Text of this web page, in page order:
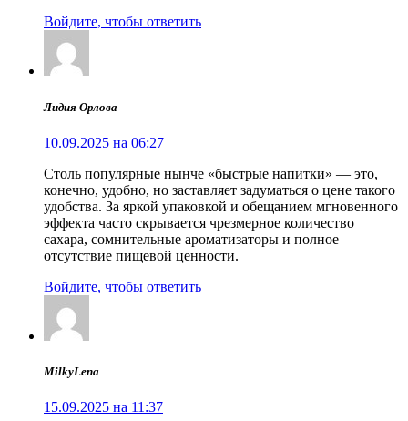
Войдите, чтобы ответить
Лидия Орлова
10.09.2025 на 06:27
Столь популярные нынче «быстрые напитки» — это,
конечно, удобно, но заставляет задуматься о цене такого
удобства. За яркой упаковкой и обещанием мгновенного
эффекта часто скрывается чрезмерное количество
сахара, сомнительные ароматизаторы и полное
отсутствие пищевой ценности.
Войдите, чтобы ответить
MilkyLena
15.09.2025 на 11:37